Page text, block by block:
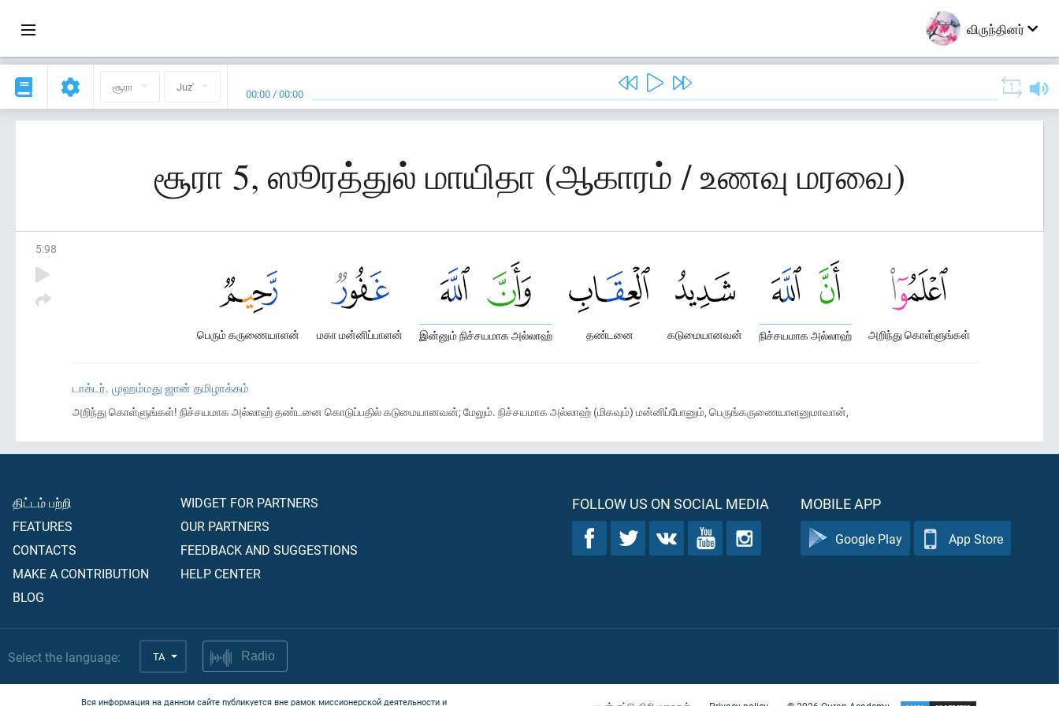
விருந்தினர்
சூரா Juz' 00:00 /00:00
சூரா 5, ஸூரத்துல் மாயிதா (ஆகாரம் / உணவு மரவை)
5:98
அறிந்து கொள்ளுங்கள்
நிச்சயமாக அல்லாஹ்
கடுமையானவன்
தண்டனை
இன்னும் நிச்சயமாக அல்லாஹ்
மகா மன்னிப்பாளன்
பெரும் கருணையாளன்
டாக்டர். முஹம்மது ஜான் தமிழாக்கம்
அறிந்து கொள்ளுங்கள்! நிச்சயமாக அல்லாஹ் தண்டனை கொடுப்பதில் கடுமையானவன்; மேலும். நிச்சயமாக அல்லாஹ் (மிகவும்) மன்னிப்போனும், பெருங்கருணையாளனுமாவான்,
திட்டம் பற்றி
FEATURES
CONTACTS
MAKE A CONTRIBUTION
BLOG
WIDGET FOR PARTNERS
OUR PARTNERS
FEEDBACK AND SUGGESTIONS
HELP CENTER
FOLLOW US ON SOCIAL MEDIA MOBILE APP
Google Play App Store
Select the language: TA Radio
Вся информация на данном сайте публикуется вне рамок миссионерской деятельности и